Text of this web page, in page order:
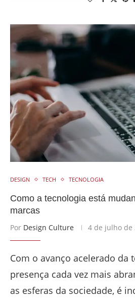
DESIGN TECH TECNOLOGIA
Como a tecnologia está
marcas
Por Design Culture 4 de julho de
Com o avanço acelerado da
presença cada vez mais
as esferas da sociedade, é